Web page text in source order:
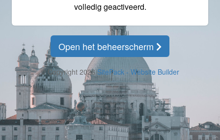
volledig geactiveerd.
Open het beheerscherm
© Copyright 2026SitePack - Website Builder